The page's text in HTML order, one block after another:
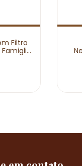
Filtro